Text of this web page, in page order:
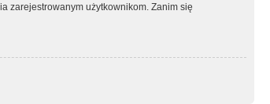
zarejestrowanym użytkownikom. Zanim się